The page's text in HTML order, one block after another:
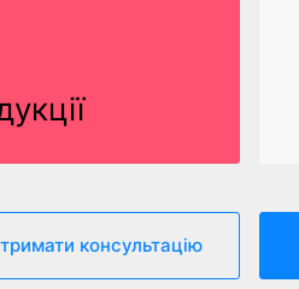
консультацію